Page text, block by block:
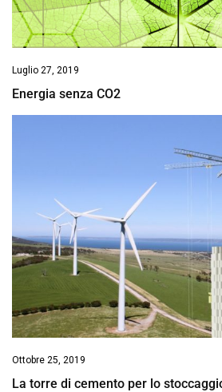
Luglio 27, 2019
Energia senza CO2
Ottobre 25, 2019
La torre di cemento per lo